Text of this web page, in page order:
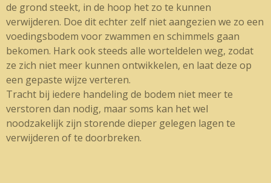
de grond steekt, in de hoop het zo te kunnen
verwijderen. Doe dit echter zelf niet aangezien we zo een
voedingsbodem voor zwammen en schimmels gaan
bekomen. Hark ook steeds alle worteldelen weg, zodat
ze zich niet meer kunnen ontwikkelen, en laat deze op
een gepaste wijze verteren.
Tracht bij iedere handeling de bodem niet meer te
verstoren dan nodig, maar soms kan het wel
noodzakelijk zijn storende dieper gelegen lagen te
verwijderen of te doorbreken.